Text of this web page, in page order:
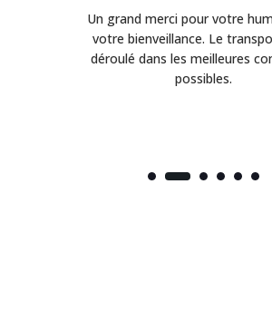
Un grand merci pour votre
votre bienveillance. Le
déroulé dans les meilleures
possibles.